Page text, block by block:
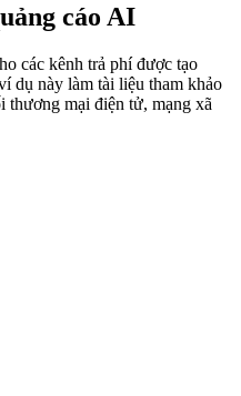
cáo AI
các kênh trả phí được tạo
dụ này làm tài liệu tham khảo
thương mại điện tử, mạng xã